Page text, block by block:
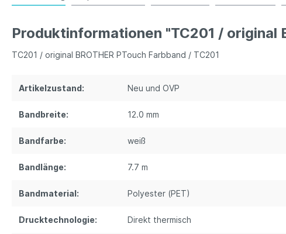
Produktinformationen "TC201 / original
TC201 / original BROTHER PTouch Farbband / TC201
Artikelzustand: Neu und OVP
Bandbreite: 12.0 mm
Bandfarbe: weiß
Bandlänge: 7.7 m
Bandmaterial: Polyester (PET)
Drucktechnologie: Direkt thermisch